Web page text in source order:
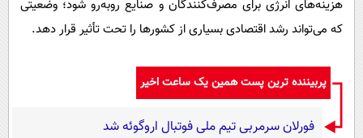
هزینه‌های انرژی برای مصرف‌کنندگان و صنایع روبه‌رو شود؛ وضعیتی
که می‌تواند رشد اقتصادی بسیاری از کشورها را تحت تأثیر قرار دهد.
پربیننده ترین پست همین یک ساعت اخیر
فورلان سرمربی تیم ملی فوتبال اروگوئه شد